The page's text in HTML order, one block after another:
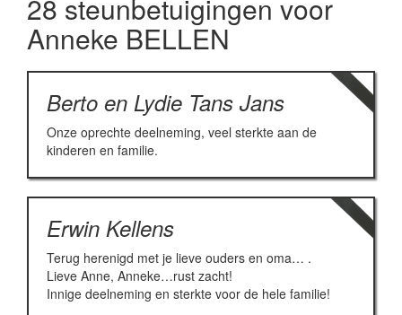
28 steunbetuigingen voor
Anneke BELLEN
Berto en Lydie Tans Jans
Onze oprechte deelneming, veel sterkte aan de
kinderen en familie.
Erwin Kellens
Terug herenigd met je lieve ouders en oma… .
Lieve Anne, Anneke…rust zacht!
Innige deelneming en sterkte voor de hele familie!